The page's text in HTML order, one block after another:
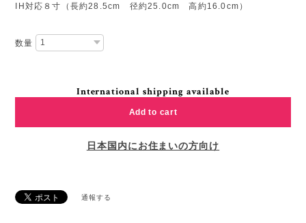
IH対応８寸（長約28.5cm 径約25.0cm 高約16.0cm）
数量
International shipping available
Add to cart
日本国内にお住まいの方向け
通報する